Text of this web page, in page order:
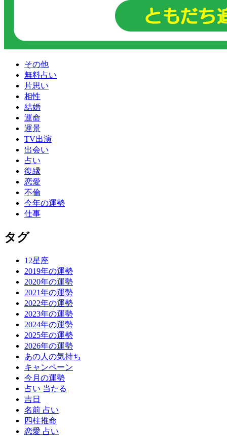
その他
無料占い
片思い
相性
結婚
運命
運景
TV出演
出会い
占い
復縁
恋愛
不倫
今年の運勢
仕事
タグ
12星座
2019年の運勢
2020年の運勢
2021年の運勢
2022年の運勢
2023年の運勢
2024年の運勢
2025年の運勢
2026年の運勢
あの人の気持ち
キャンペーン
今月の運勢
占い 当たる
吉日
名前 占い
四柱推命
恋愛 占い